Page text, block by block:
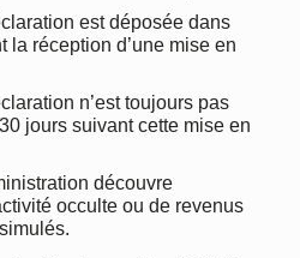
est déposée dans
la réception d’une mise en
n’est toujours pas
jours suivant cette mise en
découvre
occulte ou de revenus